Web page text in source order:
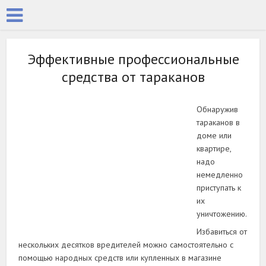
Эффективные профессиональные
средства от тараканов
Обнаружив
тараканов в
доме или
квартире,
надо
немедленно
приступать к
их
уничтожению.
Избавиться от
нескольких десятков вредителей можно самостоятельно с
помощью народных средств или купленных в магазине